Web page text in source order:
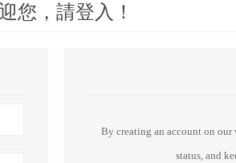
您，請登入！
By creating an account on our
status, and